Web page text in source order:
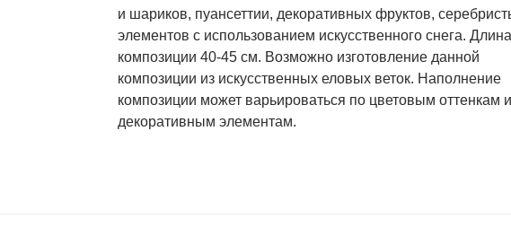
и шариков, пуансеттии, декоративных фруктов,
элементов с использованием искусственного снега. Длина
композиции 40-45 см. Возможно изготовление данной
композиции из искусственных еловых веток. Наполнение
композиции может варьироваться по цветовым оттенкам и
декоративным элементам.